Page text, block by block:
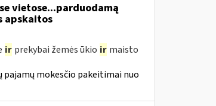
vietose...parduodamą
apskaitos
ir prekybai žemės ūkio ir maisto
mokesčio pakeitimai nuo